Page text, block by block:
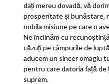
daţi mereu dovadă, vă
prosperitate şi bunăstare,
nobila misiune pe care o
Ne înclinăm cu
căzuţi pe câmpurile de
aducem un sincer omagiu
pentru care datoria faţă de
suprem.